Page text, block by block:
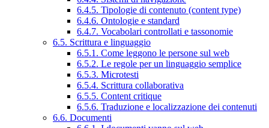
6.4.5. Tipologie di contenuto (content type)
6.4.6. Ontologie e standard
6.4.7. Vocabolari controllati e tassonomie
6.5. Scrittura e linguaggio
6.5.1. Come leggono le persone sul web
6.5.2. Le regole per un linguaggio semplice
6.5.3. Microtesti
6.5.4. Scrittura collaborativa
6.5.5. Content critique
6.5.6. Traduzione e localizzazione dei contenuti
6.6. Documenti